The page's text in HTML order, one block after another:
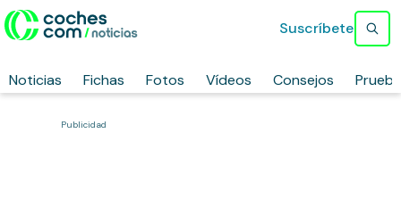
Noticias Fichas Fotos Vídeos Consejos
Suscríbete
Publicidad